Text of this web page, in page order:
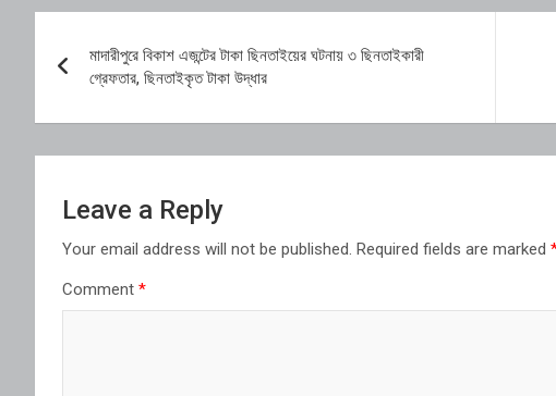
navigation
মাদারীপুরে বিকাশ এজন্টের টাকা ছিনতাইয়ের ঘটনায় ৩ ছিনতাইকারী
গ্রেফতার, ছিনতাইকৃত টাকা উদ্ধার
Leave a Reply
Your email address will not be published. Required fields are marked
Comment *